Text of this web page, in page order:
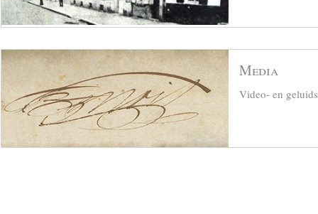
Media
Video- en